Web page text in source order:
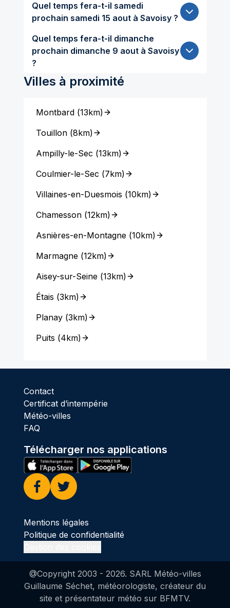
Quel temps fera-t-il samedi
prochain samedi 15 aout à Savoisy ?
Quel temps fera-t-il dimanche
prochain dimanche 9 aout à Savoisy
?
Villes à proximité
Montbard(13km)
Touillon(8km)
Ampilly-le-Sec (13km)
Coulmier-le-Sec (7km)
Villaines-en-Duesmois (10km)
Chamesson(12km)
Asnières-en-Montagne(10km)
Marmagne(12km)
Aisey-sur-Seine(13km)
Étais (3km)
Planay(3km)
Puits (4km)
Contact
Certificat d’intempérie
Météo-villes
FAQ
Télécharger nos applications
Facebook
Twitter
Mentions légales
Politique de confidentialité
@Copyright 2003 - 2026. SARL Météo-villes
Guillaume Séchet, météorologiste, créateur du
site et présentateur météo sur BFMTV.